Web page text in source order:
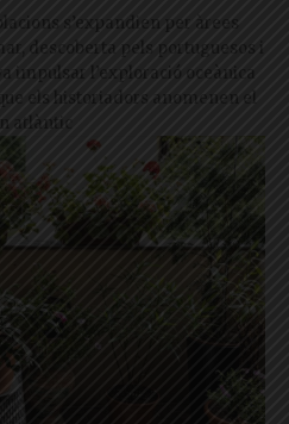
s’expandien per àrees
descoberta pels portuguesos i
impulsar l’exploració oceànica
els historiadors anomenen el
atlàntic